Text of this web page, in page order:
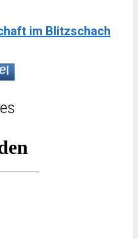
im Blitzschach